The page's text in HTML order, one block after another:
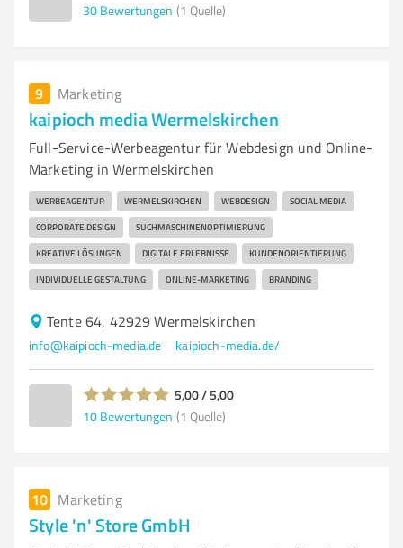
30 Bewertungen (1 Quelle)
9 Marketing
kaipioch media Wermelskirchen
Full-Service-Werbeagentur für Webdesign und Online-
Marketing in Wermelskirchen
WERBEAGENTUR WERMELSKIRCHEN WEBDESIGN SOCIAL MEDIA
CORPORATE DESIGN SUCHMASCHINENOPTIMIERUNG
KREATIVE LÖSUNGEN DIGITALE ERLEBNISSE KUNDENORIENTIERUNG
INDIVIDUELLE GESTALTUNG ONLINE-MARKETING BRANDING
Tente 64, 42929 Wermelskirchen
info@kaipioch-media.de kaipioch-media.de/
5,00 / 5,00
10 Bewertungen (1 Quelle)
10 Marketing
Style 'n' Store GmbH